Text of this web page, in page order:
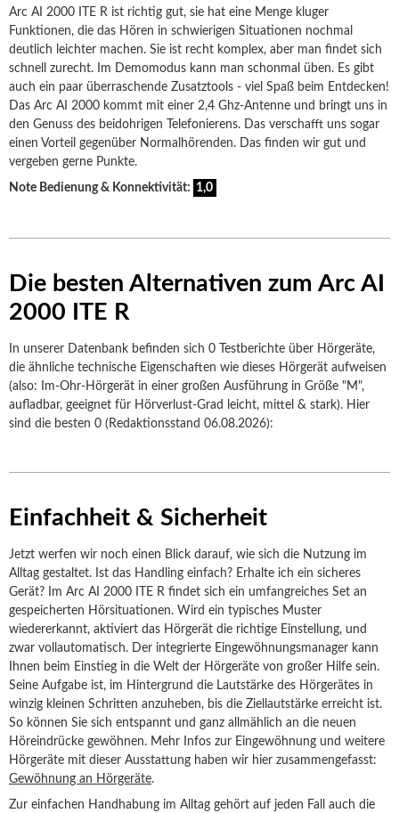
Arc AI 2000 ITE R ist richtig gut, sie hat eine Menge kluger
Funktionen, die das Hören in schwierigen Situationen nochmal
deutlich leichter machen. Sie ist recht komplex, aber man findet sich
schnell zurecht. Im Demomodus kann man schonmal üben. Es gibt
auch ein paar überraschende Zusatztools - viel Spaß beim Entdecken!
Das Arc AI 2000 kommt mit einer 2,4 Ghz-Antenne und bringt uns in
den Genuss des beidohrigen Telefonierens. Das verschafft uns sogar
einen Vorteil gegenüber Normalhörenden. Das finden wir gut und
vergeben gerne Punkte.
Note Bedienung & Konnektivität: 1,0
Die besten Alternativen zum Arc AI
2000 ITE R
In unserer Datenbank befinden sich 0 Testberichte über Hörgeräte,
die ähnliche technische Eigenschaften wie dieses Hörgerät aufweisen
(also: Im-Ohr-Hörgerät in einer großen Ausführung in Größe "M",
aufladbar, geeignet für Hörverlust-Grad leicht, mittel & stark). Hier
sind die besten 0 (Redaktionsstand 06.08.2026):
Einfachheit & Sicherheit
Jetzt werfen wir noch einen Blick darauf, wie sich die Nutzung im
Alltag gestaltet. Ist das Handling einfach? Erhalte ich ein sicheres
Gerät? Im Arc AI 2000 ITE R findet sich ein umfangreiches Set an
gespeicherten Hörsituationen. Wird ein typisches Muster
wiedererkannt, aktiviert das Hörgerät die richtige Einstellung, und
zwar vollautomatisch. Der integrierte Eingewöhnungsmanager kann
Ihnen beim Einstieg in die Welt der Hörgeräte von großer Hilfe sein.
Seine Aufgabe ist, im Hintergrund die Lautstärke des Hörgerätes in
winzig kleinen Schritten anzuheben, bis die Ziellautstärke erreicht ist.
So können Sie sich entspannt und ganz allmählich an die neuen
Höreindrücke gewöhnen. Mehr Infos zur Eingewöhnung und weitere
Hörgeräte mit dieser Ausstattung haben wir hier zusammengefasst:
Gewöhnung an Hörgeräte.
Zur einfachen Handhabung im Alltag gehört auf jeden Fall auch die